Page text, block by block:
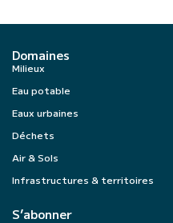
Domaines
Milieux
Eau potable
Eaux urbaines
Déchets
Air & Sols
Infrastructures & territoires
S’abonner